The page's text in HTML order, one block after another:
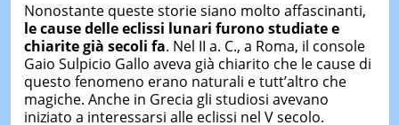
Nonostante queste storie siano molto affascinanti,
le cause delle eclissi lunari furono studiate e
chiarite già secoli fa. Nel II a. C., a Roma, il console
Gaio Sulpicio Gallo aveva già chiarito che le cause di
questo fenomeno erano naturali e tutt’altro che
magiche. Anche in Grecia gli studiosi avevano
iniziato a interessarsi alle eclissi nel V secolo.